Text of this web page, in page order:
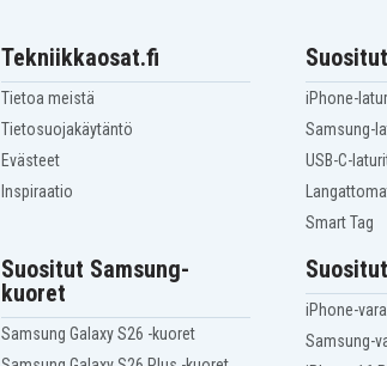
Tekniikkaosat.fi
Tietoa meistä
Tietosuojakäytäntö
Evästeet
Inspiraatio
iPhone-
Samsung-
USB-C-
Smart Tag
Suositut Samsung-
kuoret
Samsung Galaxy S26 -kuoret
iPhone-
Samsung-